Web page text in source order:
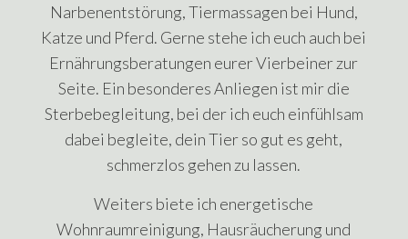
Narbenentstörung, Tiermassagen bei Hund,
Katze und Pferd. Gerne stehe ich euch auch bei
Ernährungsberatungen eurer Vierbeiner zur
Seite. Ein besonderes Anliegen ist mir die
Sterbebegleitung, bei der ich euch einfühlsam
dabei begleite, dein Tier so gut es geht,
schmerzlos gehen zu lassen.
Weiters biete ich energetische
Wohnraumreinigung, Hausräucherung und